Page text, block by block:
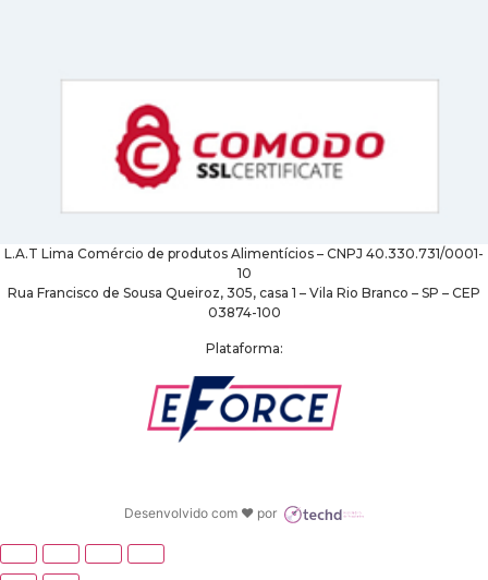
L.A.T Lima Comércio de produtos Alimentícios – CNPJ 40.330.731/0001-
10
Rua Francisco de Sousa Queiroz, 305, casa 1 – Vila Rio Branco – SP – CEP
03874-100
Plataforma:
Desenvolvido com ♥ por